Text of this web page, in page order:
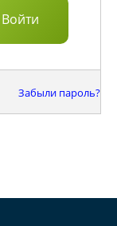
Забыли пароль?